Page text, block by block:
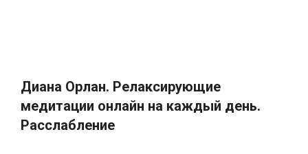
Диана Орлан. Релаксирующие
медитации онлайн на каждый день.
Расслабление